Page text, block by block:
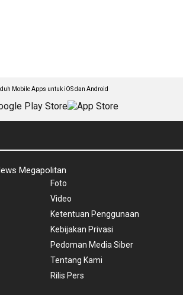
Mobile Apps untuk iOS dan Android
Megapolitan
Foto
Video
Ketentuan Penggunaan
Kebijakan Privasi
Pedoman Media Siber
Tentang Kami
Rilis Pers